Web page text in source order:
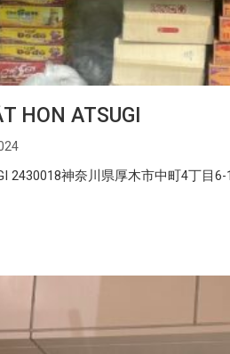
HON ATSUGI
2430018神奈川県厚木市中町4丁目6-